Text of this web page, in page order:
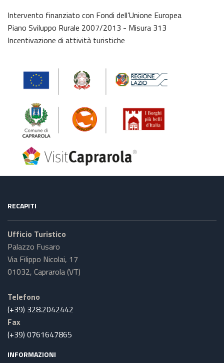
Intervento finanziato con Fondi dell’Unione Europea
Piano Sviluppo Rurale 2007/2013 - Misura 313
Incentivazione di attività turistiche
RECAPITI
Ufficio Turistico
Palazzo Fusaro
Via Filippo Nicolai, 17
01032, Caprarola (VT)
Telefono
(+39) 328.2042442
Fax
(+39) 0761647865
INFORMAZIONI